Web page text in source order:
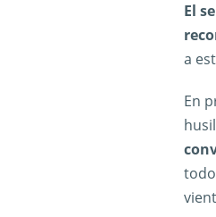
El
a
En